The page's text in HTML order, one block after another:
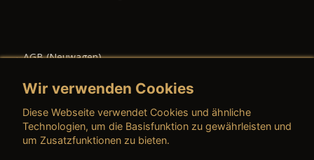
→ AGB (Neuwagen)
→ AGB (Gebrauchtwagen)
→ AGB (Teile & Zubehör)
Wir verwenden Cookies
Diese Webseite verwendet Cookies und ähnliche
Technologien, um die Basisfunktion zu gewährleisten und
um Zusatzfunktionen zu bieten.